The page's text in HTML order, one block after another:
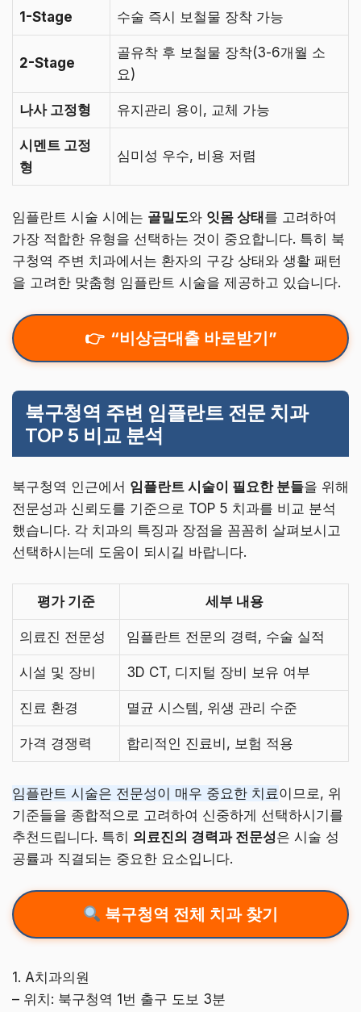
1-Stage 수술 즉시 보철물 장착 가능
2-Stage
골유착 후 보철물 장착(3-6개월 소
요)
나사 고정형 유지관리 용이, 교체 가능
시멘트 고정
형
심미성 우수, 비용 저렴
임플란트 시술 시에는 골밀도와 잇몸 상태를 고려하여
가장 적합한 유형을 선택하는 것이 중요합니다. 특히 북
구청역 주변 치과에서는 환자의 구강 상태와 생활 패턴
을 고려한 맞춤형 임플란트 시술을 제공하고 있습니다.
“비상금대출 바로받기”
북구청역 주변 임플란트 전문 치과
TOP 5 비교 분석
북구청역 인근에서 임플란트 시술이 필요한 분들을 위해
전문성과 신뢰도를 기준으로 TOP 5 치과를 비교 분석
했습니다. 각 치과의 특징과 장점을 꼼꼼히 살펴보시고
선택하시는데 도움이 되시길 바랍니다.
평가 기준 세부 내용
의료진 전문성 임플란트 전문의 경력, 수술 실적
시설 및 장비 3D CT, 디지털 장비 보유 여부
진료 환경 멸균 시스템, 위생 관리 수준
가격 경쟁력 합리적인 진료비, 보험 적용
임플란트 시술은 전문성이 매우 중요한 치료이므로, 위
기준들을 종합적으로 고려하여 신중하게 선택하시기를
추천드립니다. 특히 의료진의 경력과 전문성은 시술 성
공률과 직결되는 중요한 요소입니다.
북구청역 전체 치과 찾기
1. A치과의원
– 위치: 북구청역 1번 출구 도보 3분